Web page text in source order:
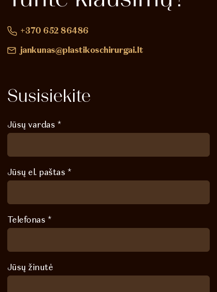
+370 652 86486
jankunas@plastikoschirurgai.lt
Susisiekite
Jūsų vardas *
Jūsų el. paštas *
Telefonas *
Jūsų žinutė